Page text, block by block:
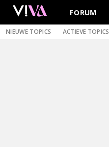
FORUM
NIEUWE TOPICS ACTIEVE TOPICS